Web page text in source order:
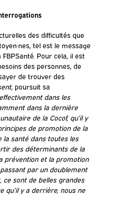
des difficultés que
tel est le message
Pour cela, il est
des personnes, de
de trouver des
, poursuit sa
dans les
dans la dernière
de la Cocof, qu’il y
de promotion de la
la santé dans toutes les
des déterminants de la
prévention et la promotion
par un doublement
ce sont de belles grandes
qu’il y a derrière, nous ne